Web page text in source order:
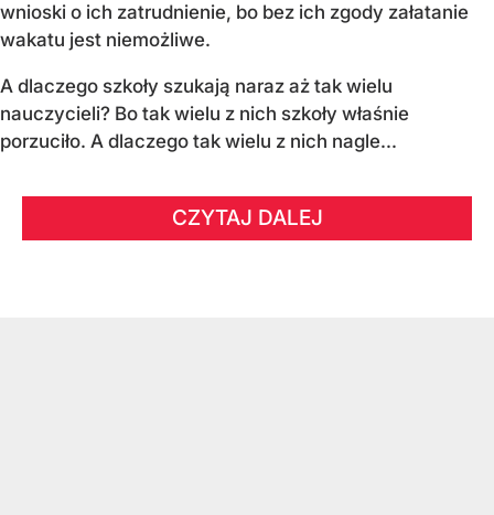
wnioski o ich zatrudnienie, bo bez ich zgody załatanie
wakatu jest niemożliwe.
A dlaczego szkoły szukają naraz aż tak wielu
nauczycieli? Bo tak wielu z nich szkoły właśnie
porzuciło. A dlaczego tak wielu z nich nagle...
CZYTAJ DALEJ